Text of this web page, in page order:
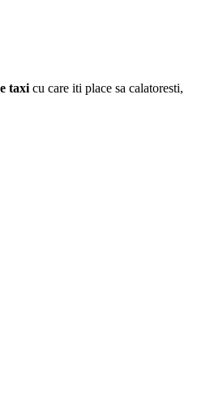
taxicu care iti place sa calatoresti,